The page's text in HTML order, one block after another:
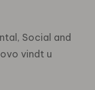
Social and
vindt u